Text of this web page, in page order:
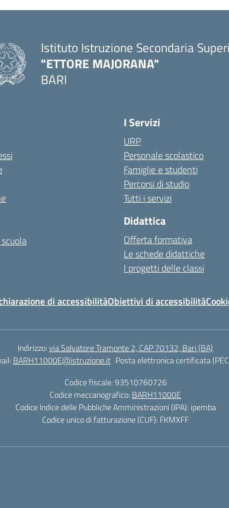
Istituto Istruzione Secondaria
"ETTORE MAJORANA"
BARI
I Servizi
URP
Personale scolastico
Famiglie e studenti
Percorsi di studio
Tutti i servizi
Didattica
Offerta formativa
Le schede didattiche
I progetti delle classi
di accessibilitàObiettivi di accessibilità
Indirizzo:via Salvatore Tramonte 2, CAP 70132, Bari (BA)
BARH11000E@istruzione.it Posta elettronica certificata
Codice fiscale: 93510760726
Codice meccanografico: BARH11000E
Codice Indice delle Pubbliche Amministrazioni (IPA): ipemba
Codice unico di fatturazione (CUF): FKMXFF